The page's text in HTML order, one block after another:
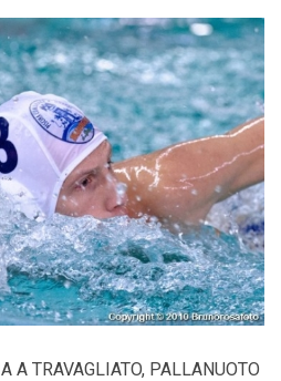
A TRAVAGLIATO, PALLANUOTO